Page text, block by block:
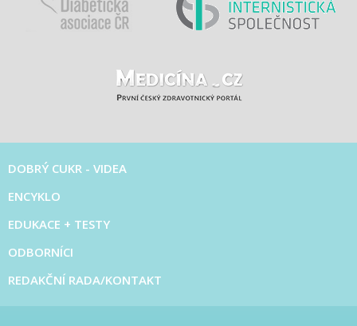
DOBRÝ CUKR - VIDEA
ENCYKLO
EDUKACE + TESTY
ODBORNÍCI
REDAKČNÍ RADA/KONTAKT